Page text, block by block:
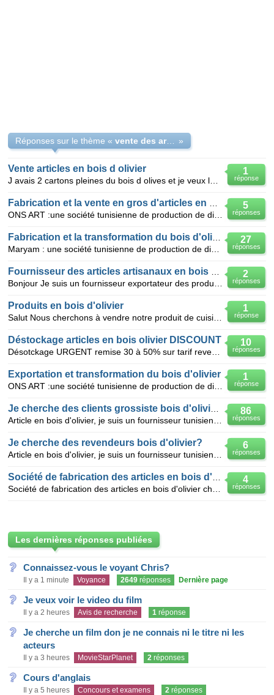
Réponses sur le thème « vente des articles en bois d'olivier »
1
réponse
Vente articles en bois d olivier
5
réponses
27
réponses
2
réponses
1
réponse
Produits en bois d'olivier
10
réponses
Déstockage articles en bois olivier DISCOUNT
1
réponse
Exportation et transformation du bois d'olivier
86
réponses
6
réponses
Je cherche des revendeurs bois d'olivier?
4
réponses
Les dernières réponses publiées
Connaissez-vous le voyant Chris?
Il y a 1 minute Voyance 2649 réponses Dernière page
Je veux voir le video du film
Il y a 2 heures Avis de recherche 1 réponse
Je cherche un film don je ne connais ni le titre ni les
acteurs
Il y a 3 heures MovieStarPlanet 2 réponses
Cours d'anglais
Il y a 5 heures Concours et examens 2 réponses